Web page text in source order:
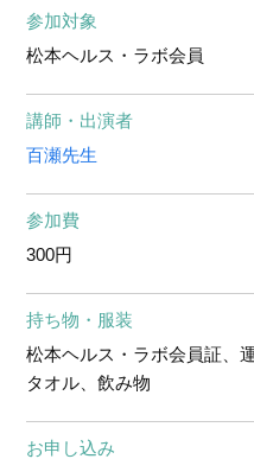
参加対象
松本ヘルス・ラボ会員
講師・出演者
百瀬先生
参加費
300円
持ち物・服装
松本ヘルス・ラボ会員証、
タオル、飲み物
お申し込み